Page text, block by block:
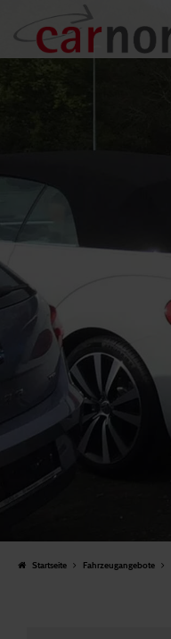
Zum
Hauptinhalt
springen
Startseite Fahrzeugangebote